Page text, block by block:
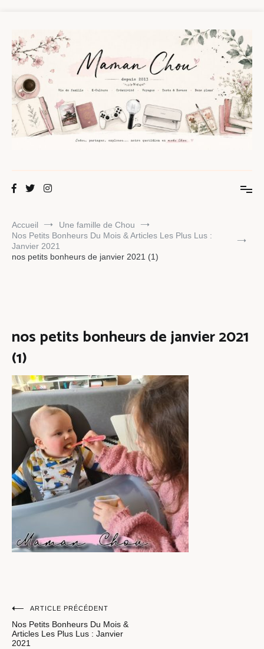
contenu
Maman Chou
Accueil
Une famille de Chou
Nos Petits Bonheurs Du Mois & Articles Les Plus Lus :
Janvier 2021
nos petits bonheurs de janvier 2021 (1)
nos petits bonheurs de janvier 2021
(1)
Navigation
de
ARTICLE PRÉCÉDENT
Nos Petits Bonheurs Du Mois &
Articles Les Plus Lus : Janvier
2021